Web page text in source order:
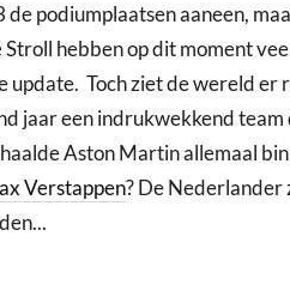
podiumplaatsen aaneen,
hebben op dit moment
update. Toch ziet de wereld er
jaar een indrukwekkend team
Aston Martin allemaal
Verstappen? De Nederlander